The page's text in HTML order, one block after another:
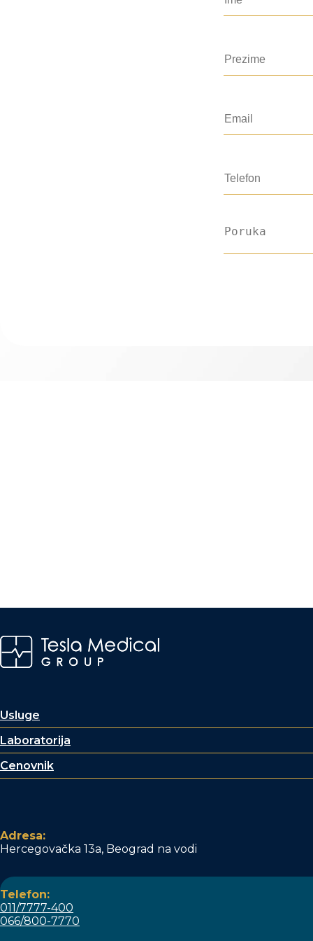
Usluge
Laboratorija
Cenovnik
Adresa:
Hercegovačka 13a, Beograd na vodi
Telefon:
011/7777-400
066/800-7770